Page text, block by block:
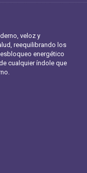
veloz y
reequilibrando los
energético
cualquier índole que